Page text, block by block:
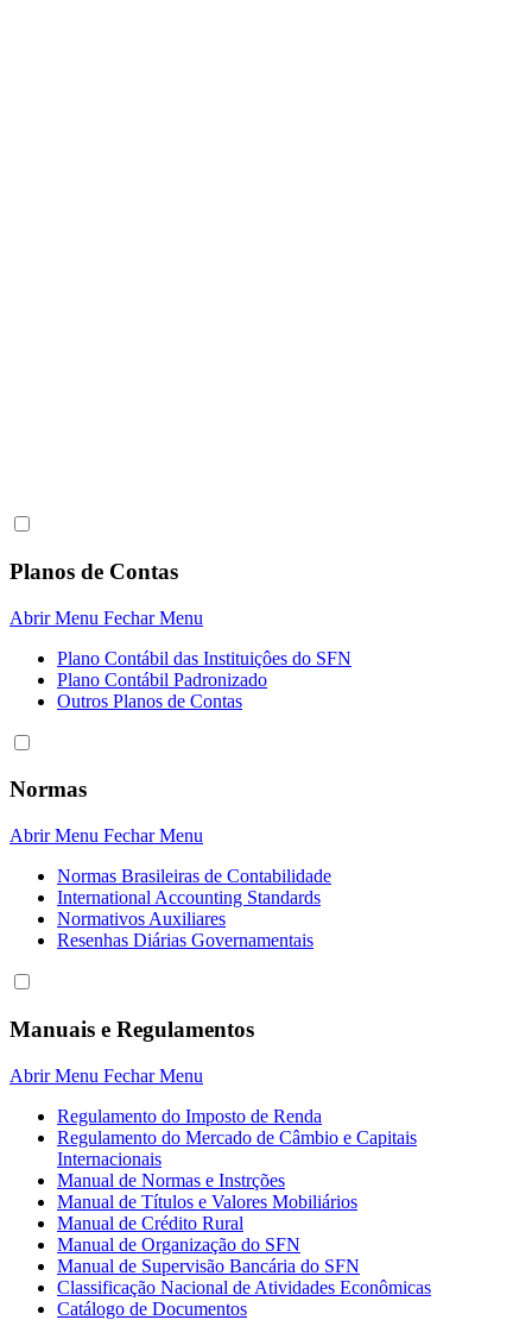
Planos de Contas
Abrir Menu Fechar Menu
Plano Contábil das Instituiçôes do SFN
Plano Contábil Padronizado
Outros Planos de Contas
Normas
Abrir Menu Fechar Menu
Normas Brasileiras de Contabilidade
International Accounting Standards
Normativos Auxiliares
Resenhas Diárias Governamentais
Manuais e Regulamentos
Abrir Menu Fechar Menu
Regulamento do Imposto de Renda
Regulamento do Mercado de Câmbio e Capitais
Internacionais
Manual de Normas e Instrções
Manual de Títulos e Valores Mobiliários
Manual de Crédito Rural
Manual de Organização do SFN
Manual de Supervisão Bancária do SFN
Classificação Nacional de Atividades Econômicas
Catálogo de Documentos